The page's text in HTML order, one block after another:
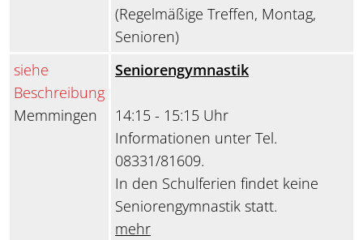
(Regelmäßige Treffen, Montag,
Senioren)
siehe
Beschreibung
Memmingen
Seniorengymnastik
14:15 - 15:15 Uhr
Informationen unter Tel.
08331/81609.
In den Schulferien findet keine
Seniorengymnastik statt.
mehr